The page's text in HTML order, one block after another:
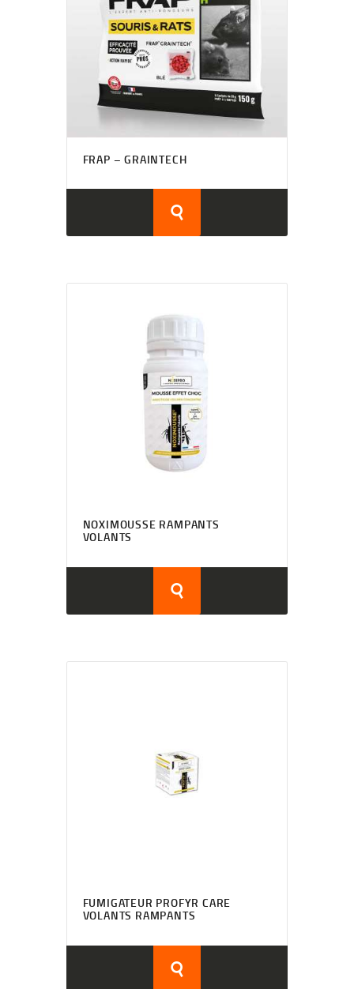
FRAP – GRAINTECH
NOXIMOUSSE RAMPANTS
VOLANTS
FUMIGATEUR PROFYR CARE
VOLANTS RAMPANTS